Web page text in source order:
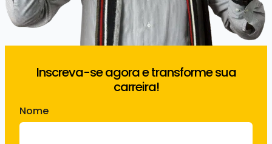
Inscreva-se agora e transforme sua
carreira!
Nome